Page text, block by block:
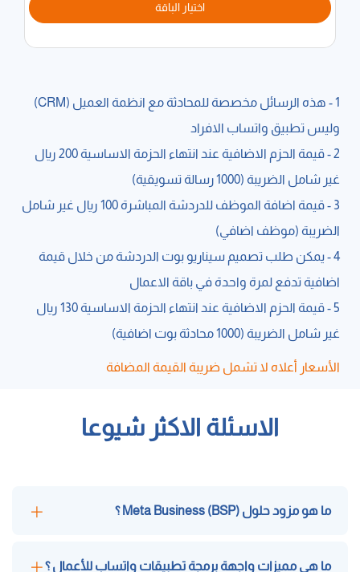
اختيار الباقة
1 - هذه الرسائل مخصصة للمحادثة مع انظمة العميل (CRM)
وليس تطبيق واتساب الافراد
2 - قيمة الحزم الاضافية عند انتهاء الحزمة الاساسية 200 ريال
غير شامل الضريبة (1000 رسالة تسويقية)
3 - قيمة اضافة الموظف للدردشة المباشرة 100 ريال غير شامل
الضريبة (موظف اضافي)
4 - يمكن طلب تصميم سيناريو بوت الدردشة من خلال قيمة
اضافية تدفع لمرة واحدة في باقة الاعمال
5 - قيمة الحزم الاضافية عند انتهاء الحزمة الاساسية 130 ريال
غير شامل الضريبة (1000 محادثة بوت اضافية)
الأسعار أعلاه لا تشمل ضريبة القيمة المضافة
الاسئلة الاكثر شيوعا
ما هو مزود حلول Meta Business (BSP) ؟
ما هي مميزات واجهة برمجة تطبيقات واتساب للأعمال ؟